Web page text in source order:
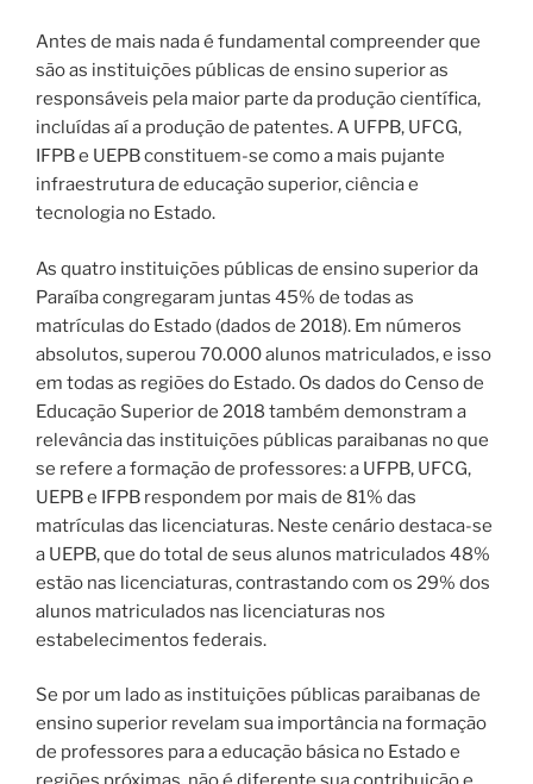
Antes de mais nada é fundamental compreender que
são as instituições públicas de ensino superior as
responsáveis pela maior parte da produção científica,
incluídas aí a produção de patentes. A UFPB, UFCG,
IFPB e UEPB constituem-se como a mais pujante
infraestrutura de educação superior, ciência e
tecnologia no Estado.
As quatro instituições públicas de ensino superior da
Paraíba congregaram juntas 45% de todas as
matrículas do Estado (dados de 2018). Em números
absolutos, superou 70.000 alunos matriculados, e isso
em todas as regiões do Estado. Os dados do Censo de
Educação Superior de 2018 também demonstram a
relevância das instituições públicas paraibanas no que
se refere a formação de professores: a UFPB, UFCG,
UEPB e IFPB respondem por mais de 81% das
matrículas das licenciaturas. Neste cenário destaca-se
a UEPB, que do total de seus alunos matriculados 48%
estão nas licenciaturas, contrastando com os 29% dos
alunos matriculados nas licenciaturas nos
estabelecimentos federais.
Se por um lado as instituições públicas paraibanas de
ensino superior revelam sua importância na formação
de professores para a educação básica no Estado e